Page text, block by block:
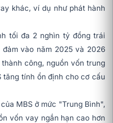
khác, ví dụ như phát hành
tối đa 2 nghìn tỷ đồng trái
vào năm 2025 và 2026
công, nguồn vốn trung
tăng tính ổn định cho cơ cấu
MBS ở mức "Trung Bình",
vốn vay ngắn hạn cao hơn